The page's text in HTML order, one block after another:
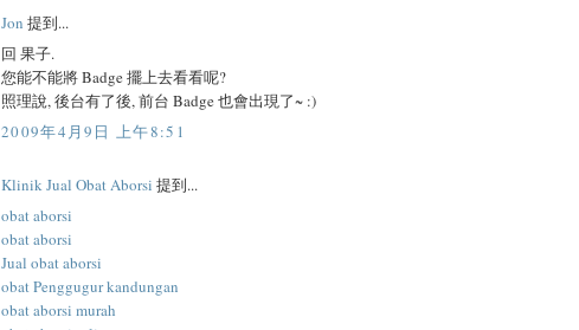
Jon 提到...
回 果子.
您能不能將 Badge 擺上去看看呢?
照理說, 後台有了後, 前台 Badge 也會出現了~ :)
2009年4月9日 上午8:51
Klinik Jual Obat Aborsi 提到...
obat aborsi
obat aborsi
Jual obat aborsi
obat Penggugur kandungan
obat aborsi murah